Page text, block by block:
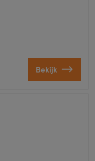
Bekijk